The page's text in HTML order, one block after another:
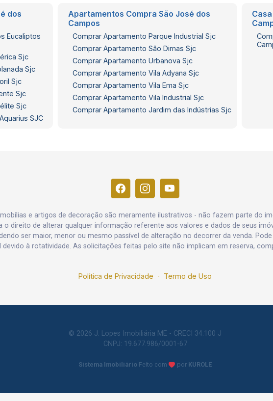
dos
Eucaliptos
Sjc
Sjc
Sjc
Sjc
Sjc
SJC
Apartamentos Compra São José dos
Campos
Comprar Apartamento Parque Industrial Sjc
Comprar Apartamento São Dimas Sjc
Comprar Apartamento Urbanova Sjc
Comprar Apartamento Vila Adyana Sjc
Comprar Apartamento Vila Ema Sjc
Comprar Apartamento Vila Industrial Sjc
Comprar Apartamento Jardim das Indústrias Sjc
e artigos de decoração são meramente ilustrativos - não fazem parte do
o direito de alterar qualquer informação referente aos valores e dados de seus
ser maior, menor ou mesmo passível de alteração no decorrer da venda.
à rotatividade. As solicitações feitas pelo site não implicam em reserva,
Política de Privacidade - Termo de Uso
© 2026 J. Lopes Imobiliária ME - CRECI 34.100 J
CNPJ: 19.677.986/0001-67
Sistema Imobiliário Feito com por KUROLE